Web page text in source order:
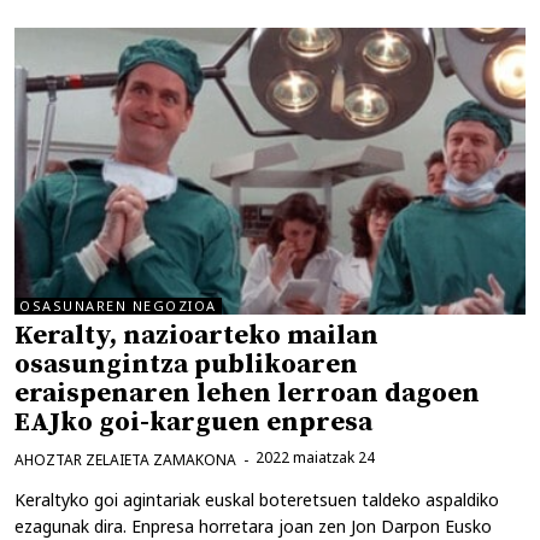
OSASUNAREN NEGOZIOA
Keralty, nazioarteko mailan
osasungintza publikoaren
eraispenaren lehen lerroan dagoen
EAJko goi-karguen enpresa
2022 maiatzak 24
AHOZTAR ZELAIETA ZAMAKONA
Keraltyko goi agintariak euskal boteretsuen taldeko aspaldiko
ezagunak dira. Enpresa horretara joan zen Jon Darpon Eusko